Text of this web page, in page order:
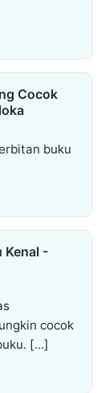
Cocok
buku
Kenal -
cocok
[…]